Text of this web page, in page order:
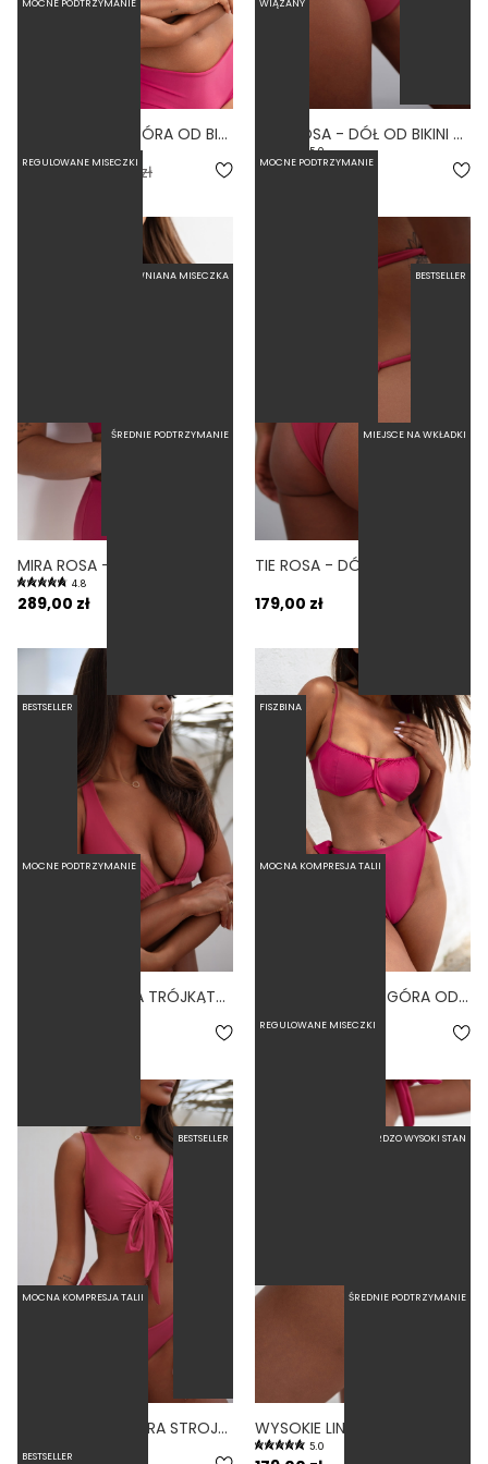
GUAPA ROSA - GÓRA OD BIKINI NA DUŻY BIUST WIĄZANA NA PLECACH RÓŻOWY
109,50 zł 219,00 zł
LINKI ROSA - DÓŁ OD BIKINI WYSOKI STAN BRAZYLIANY RÓŻOWY
5.0
179,00 zł
MOCNE PODTRZYMANIE
USZTYWNIANA MISECZKA
4.8
289,00 zł
WIĄZANY
BESTSELLER
179,00 zł
REGULOWANE MISECZKI
ŚREDNIE PODTRZYMANIE
BESTSELLER
TIE ROSA - GÓRA TRÓJKĄTNA OD BIKINI WIĄZANA NA SZYI RÓŻOWY
MOCNE PODTRZYMANIE
MIEJSCE NA WKŁADKI
FISZBINA
WIRES 2.0 ROSA - GÓRA OD BIKINI Z FISZBINAMI KIESZONKA NA WKŁADKI RÓŻOWY
269,00 zł
MOCNE PODTRZYMANIE
BESTSELLER
WRAP ROSA - GÓRA STROJU KĄPIELOWEGO NA DUŻY BIUST REGULOWANY OBWÓD RÓŻOWY
MOCNA KOMPRESJA TALII
BARDZO WYSOKI STAN
5.0
MOCNA KOMPRESJA TALII
REGULOWANE MISECZKI
ŚREDNIE PODTRZYMANIE
BESTSELLER